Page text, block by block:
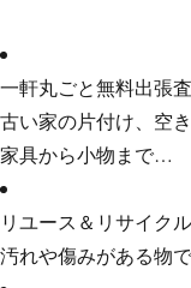
一軒丸ごと無料出張査
古い家の片付け、空
家具から小物まで…
リユース＆リサイクル
汚れや傷みがある物